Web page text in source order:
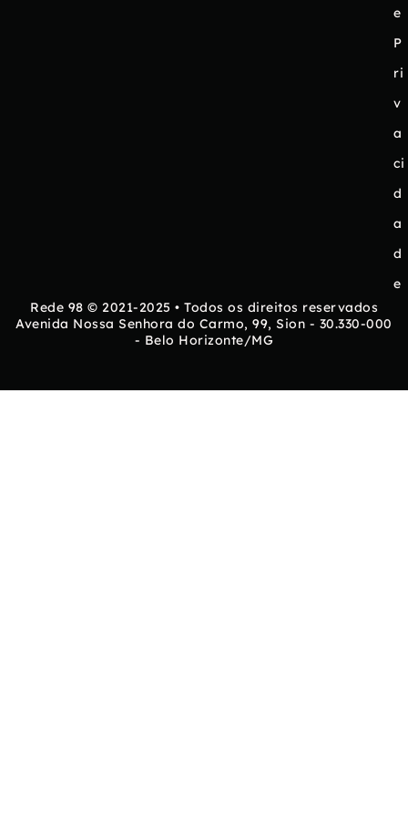
e
P
ri
v
a
ci
d
a
d
e
Rede 98 © 2021-2025 • Todos os direitos reservados
Avenida Nossa Senhora do Carmo, 99, Sion - 30.330-000
- Belo Horizonte/MG